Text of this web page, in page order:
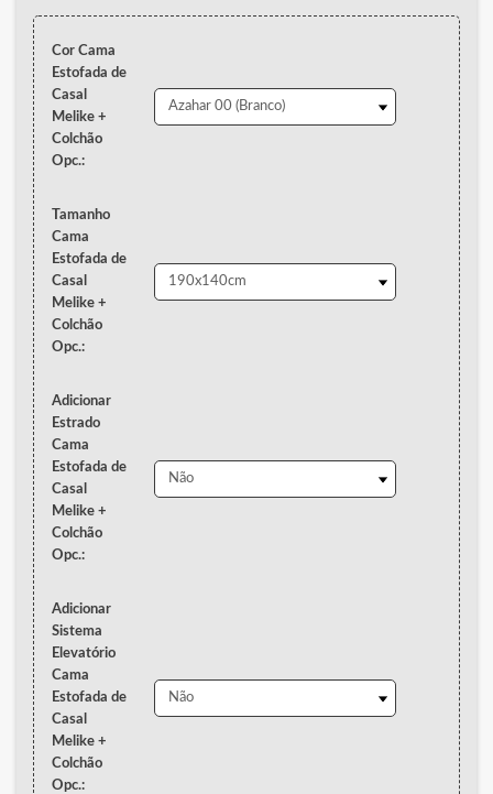
Cor Cama
Estofada de
Casal
Melike +
Colchão
Opc.:
Tamanho
Cama
Estofada de
Casal
Melike +
Colchão
Opc.:
Adicionar
Estrado
Cama
Estofada de
Casal
Melike +
Colchão
Opc.:
Adicionar
Sistema
Elevatório
Cama
Estofada de
Casal
Melike +
Colchão
Opc.: